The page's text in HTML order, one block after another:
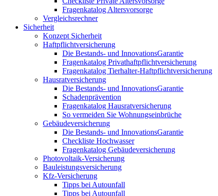
Fragenkatalog Altersvorsorge
Vergleichsrechner
Sicherheit
Konzept Sicherheit
Haftpflichtversicherung
Die Bestands- und InnovationsGarantie
Fragenkatalog Privathaftpflichtversicherung
Fragenkatalog Tierhalter-Haftpflichtversicherung
Hausratversicherung
Die Bestands- und InnovationsGarantie
Schadenprävention
Fragenkatalog Hausratversicherung
So vermeiden Sie Wohnungseinbrüche
Gebäudeversicherung
Die Bestands- und InnovationsGarantie
Checkliste Hochwasser
Fragenkatalog Gebäudeversicherung
Photovoltaik-Versicherung
Bauleistungsversicherung
Kfz-Versicherung
Tipps bei Autounfall
Tipps bei Autounfall